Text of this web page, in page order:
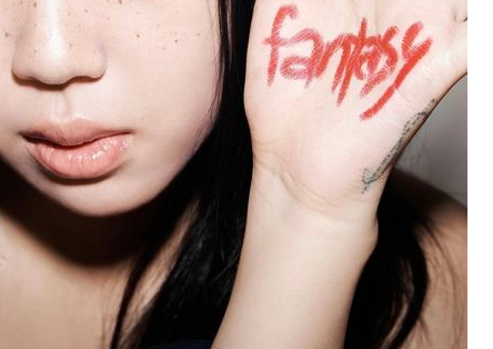
래 승리
정청래
김민석
차에 첫
'
(종합)
대우'
온도차'